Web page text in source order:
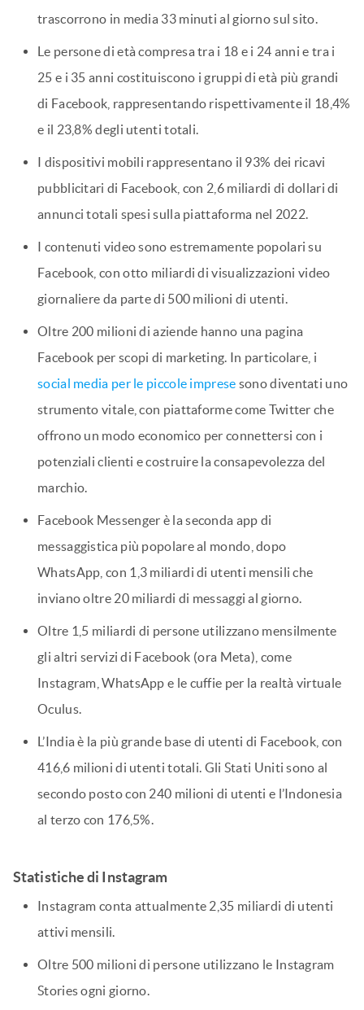
trascorrono in media 33 minuti al giorno sul sito.
Le persone di età compresa tra i 18 e i 24 anni e tra i
25 e i 35 anni costituiscono i gruppi di età più grandi
di Facebook, rappresentando rispettivamente il 18,4%
e il 23,8% degli utenti totali.
I dispositivi mobili rappresentano il 93% dei ricavi
pubblicitari di Facebook, con 2,6 miliardi di dollari di
annunci totali spesi sulla piattaforma nel 2022.
I contenuti video sono estremamente popolari su
Facebook, con otto miliardi di visualizzazioni video
giornaliere da parte di 500 milioni di utenti.
Oltre 200 milioni di aziende hanno una pagina
Facebook per scopi di marketing. In particolare, i
social media per le piccole imprese sono diventati uno
strumento vitale, con piattaforme come Twitter che
offrono un modo economico per connettersi con i
potenziali clienti e costruire la consapevolezza del
marchio.
Facebook Messenger è la seconda app di
messaggistica più popolare al mondo, dopo
WhatsApp, con 1,3 miliardi di utenti mensili che
inviano oltre 20 miliardi di messaggi al giorno.
Oltre 1,5 miliardi di persone utilizzano mensilmente
gli altri servizi di Facebook (ora Meta), come
Instagram, WhatsApp e le cuffie per la realtà virtuale
Oculus.
L’India è la più grande base di utenti di Facebook, con
416,6 milioni di utenti totali. Gli Stati Uniti sono al
secondo posto con 240 milioni di utenti e l’Indonesia
al terzo con 176,5%.
Statistiche di Instagram
Instagram conta attualmente 2,35 miliardi di utenti
attivi mensili.
Oltre 500 milioni di persone utilizzano le Instagram
Stories ogni giorno.